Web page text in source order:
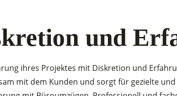
und
ihres Projektes mit Diskretion und
mit dem Kunden und sorgt für gezielte